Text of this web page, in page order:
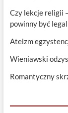
Czy lekcje religii
powinny być
Ateizm
Wieniawski
Romantyczny